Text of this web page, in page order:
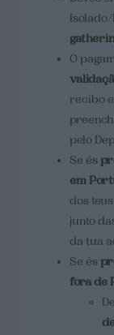
O
recibo
pelo
Se és
em
dos
junto
da tua
Se és
fora de